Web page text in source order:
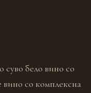
бело вино со
вино со комплексна